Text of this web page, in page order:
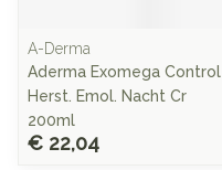
A-Derma
Aderma Exomega Control
Herst. Emol. Nacht Cr
200ml
€ 22,04